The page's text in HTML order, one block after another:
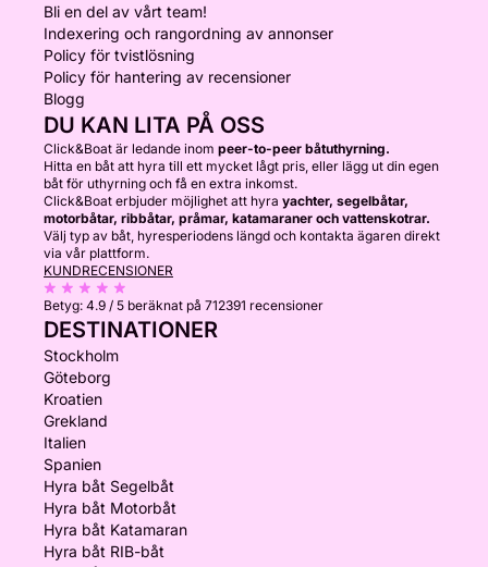
Bli en del av vårt team!
Indexering och rangordning av annonser
Policy för tvistlösning
Policy för hantering av recensioner
Blogg
DU KAN LITA PÅ OSS
Click&Boat är ledande inom peer-to-peer båtuthyrning.
Hitta en båt att hyra till ett mycket lågt pris, eller lägg ut din egen
båt för uthyrning och få en extra inkomst.
Click&Boat erbjuder möjlighet att hyra yachter, segelbåtar,
motorbåtar, ribbåtar, pråmar, katamaraner och vattenskotrar.
Välj typ av båt, hyresperiodens längd och kontakta ägaren direkt
via vår plattform.
KUNDRECENSIONER
Betyg: 4.9 / 5 beräknat på 712391 recensioner
DESTINATIONER
Stockholm
Göteborg
Kroatien
Grekland
Italien
Spanien
Hyra båt Segelbåt
Hyra båt Motorbåt
Hyra båt Katamaran
Hyra båt RIB-båt